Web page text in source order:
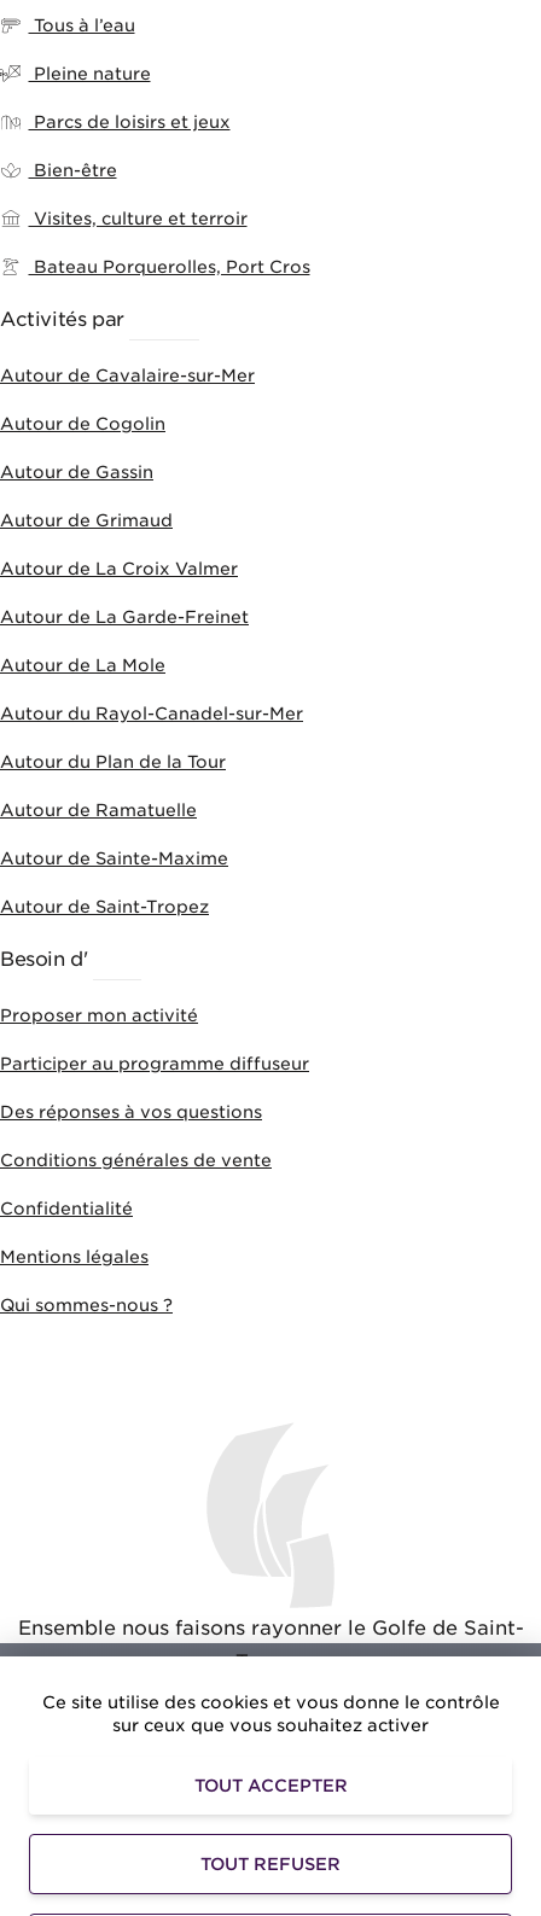
Ce site utilise des cookies et vous donne le contrôle
sur ceux que vous souhaitez activer
TOUT ACCEPTER
TOUT REFUSER
Tous à l’eau
Pleine nature
Parcs de loisirs et jeux
Bien-être
Visites, culture et terroir
Bateau Porquerolles, Port Cros
Activités par
Autour de Cavalaire-sur-Mer
Autour de Cogolin
Autour de Gassin
Autour de Grimaud
Autour de La Croix Valmer
Autour de La Garde-Freinet
Autour de La Mole
Autour du Rayol-Canadel-sur-Mer
Autour du Plan de la Tour
Autour de Ramatuelle
Autour de Sainte-Maxime
Autour de Saint-Tropez
Besoin d'
Proposer mon activité
Participer au programme diffuseur
Des réponses à vos questions
Conditions générales de vente
Confidentialité
Mentions légales
Qui sommes-nous ?
Ensemble nous faisons rayonner le Golfe de Saint-
Tropez
Amusezvous.net: Des avantages exclusifs pour vos
©2026 -
-